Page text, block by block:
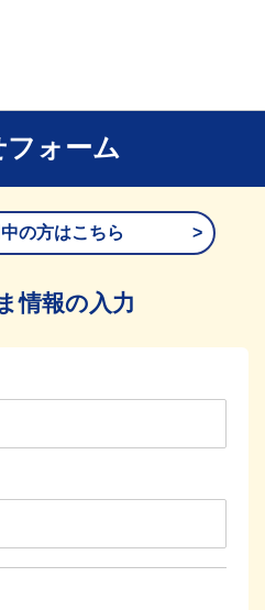
ォーム
の方はこちら
情報の入力